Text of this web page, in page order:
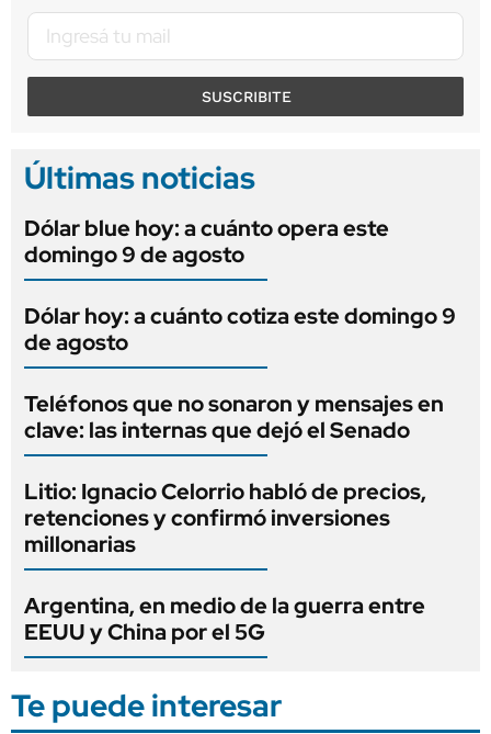
SUSCRIBITE
Últimas noticias
Dólar blue hoy: a cuánto opera este
domingo 9 de agosto
Dólar hoy: a cuánto cotiza este domingo 9
de agosto
Teléfonos que no sonaron y mensajes en
clave: las internas que dejó el Senado
Litio: Ignacio Celorrio habló de precios,
retenciones y confirmó inversiones
millonarias
Argentina, en medio de la guerra entre
EEUU y China por el 5G
Te puede interesar